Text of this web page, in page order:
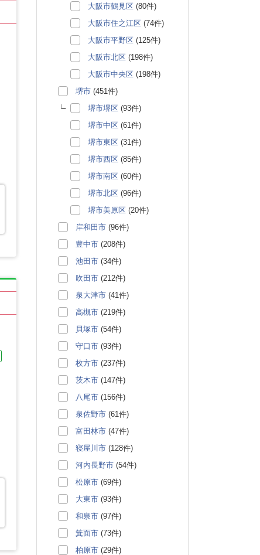
大阪市鶴見区 (80件)
大阪市住之江区 (74件)
大阪市平野区 (125件)
大阪市北区 (198件)
大阪市中央区 (198件)
堺市 (451件)
堺市堺区 (93件)
堺市中区 (61件)
堺市東区 (31件)
堺市西区 (85件)
堺市南区 (60件)
堺市北区 (96件)
堺市美原区 (20件)
岸和田市 (96件)
豊中市 (208件)
池田市 (34件)
吹田市 (212件)
泉大津市 (41件)
高槻市 (219件)
貝塚市 (54件)
守口市 (93件)
枚方市 (237件)
茨木市 (147件)
八尾市 (156件)
泉佐野市 (61件)
富田林市 (47件)
寝屋川市 (128件)
河内長野市 (54件)
松原市 (69件)
大東市 (93件)
和泉市 (97件)
箕面市 (73件)
柏原市 (29件)